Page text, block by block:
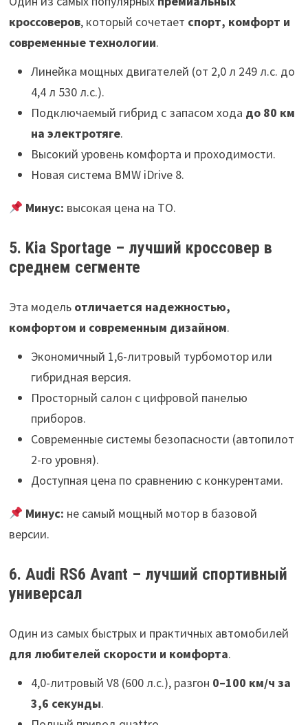
кроссоверов, который сочетает спорт, комфорт и
современные технологии.
Линейка мощных двигателей (от 2,0 л 249 л.с. до
4,4 л 530 л.с.).
Подключаемый гибрид с запасом хода до 80 км
на электротяге.
Высокий уровень комфорта и проходимости.
Новая система BMW iDrive 8.
Минус: высокая цена на ТО.
5. Kia Sportage – лучший кроссовер в
среднем сегменте
Эта модель отличается надежностью,
комфортом и современным дизайном.
Экономичный 1,6-литровый турбомотор или
гибридная версия.
Просторный салон с цифровой панелью
приборов.
Современные системы безопасности (автопилот
2-го уровня).
Доступная цена по сравнению с конкурентами.
Минус: не самый мощный мотор в базовой
версии.
6. Audi RS6 Avant – лучший спортивный
универсал
Один из самых быстрых и практичных автомобилей
для любителей скорости и комфорта.
4,0-литровый V8 (600 л.с.), разгон 0–100 км/ч за
3,6 секунды.